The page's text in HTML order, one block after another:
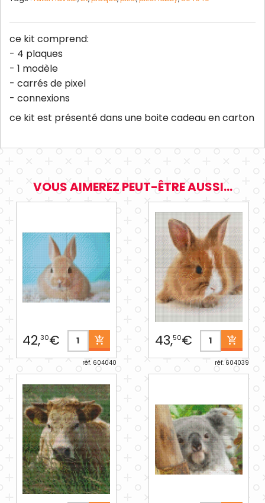
ce kit comprend:
- 4 plaques
- 1 modèle
- carrés de pixel
- connexions
ce kit est présenté dans une boite cadeau en carton
VOUS AIMEREZ PEUT-ÊTRE AUSSI...
42,30€
réf. 604040
43,50€
réf. 604039